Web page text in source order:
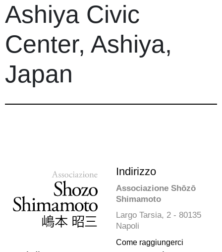
Ashiya Civic
Center, Ashiya,
Japan
Indirizzo
Associazione Shōzō
Shimamoto
Largo Tarsia, 2 - 80135
Napoli
Come raggiungerci